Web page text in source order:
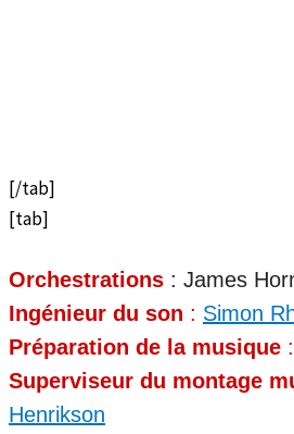
[/tab]
[tab]
Orchestrations : James
Ingénieur du son : Simon
Préparation de la musique :
Superviseur du montage
Henrikson